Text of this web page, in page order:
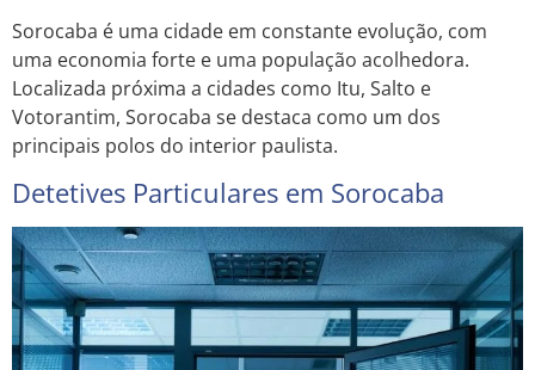
Sorocaba é uma cidade em constante evolução, com
uma economia forte e uma população acolhedora.
Localizada próxima a cidades como Itu, Salto e
Votorantim, Sorocaba se destaca como um dos
principais polos do interior paulista.
Detetives Particulares em Sorocaba